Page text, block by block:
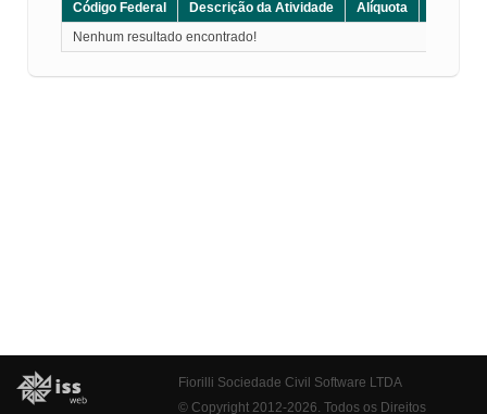
Código Federal Descrição da Atividade Alíquota
Nenhum resultado encontrado!
Fiorilli Sociedade Civil Software LTDA
© Copyright 2012-2026. Todos os Direitos